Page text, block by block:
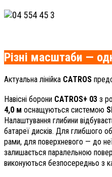
Різні масштаби —
Актуальна лінійка CATROS
Навісні борони CATROS+ 03 з
4,0 м оснащуються системою
Налаштування глибини
батареї дисків. Для глибшого
рами, для поверхневого — до
залишається паралельною
виконуються безпосередньо з